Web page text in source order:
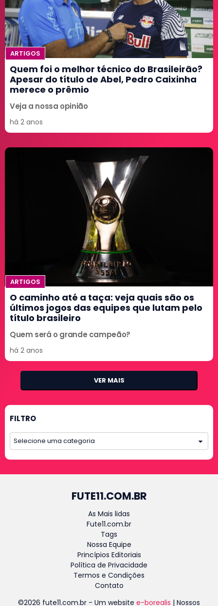
ARTIGOS
Quem foi o melhor técnico do Brasileirão?
Apesar do título de Abel, Pedro Caixinha
merece o prêmio
Veja a nossa opinião
há 2 anos
ARTIGOS
O caminho até a taça: veja quais são os
últimos jogos das equipes que lutam pelo
título brasileiro
Quem será o grande campeão?
há 2 anos
VER MAIS
FILTRO
FUTE11.COM.BR
As Mais lidas
Fute11.com.br
Tags
Nossa Equipe
Princípios Editoriais
Política de Privacidade
Termos e Condições
Contato
©2026 fute11.com.br - Um website e-borealis | Nossos